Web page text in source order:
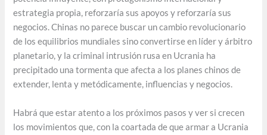
estrategia propia, reforzaría sus apoyos y reforzaría sus
negocios. Chinas no parece buscar un cambio revolucionario
de los equilibrios mundiales sino convertirse en líder y árbitro
planetario, y la criminal intrusión rusa en Ucrania ha
precipitado una tormenta que afecta a los planes chinos de
extender, lenta y metódicamente, influencias y negocios.
Habrá que estar atento a los próximos pasos y ver si crecen
los movimientos que, con la coartada de que armar a Ucrania